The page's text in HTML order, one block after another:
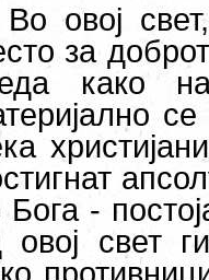
Во овој
за
како
Бога -
овој свет